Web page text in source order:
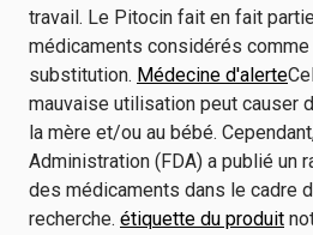
travail. Le Pitocin fait en fait
médicaments considérés
substitution. Médecine d'alerte
mauvaise utilisation peut causer
la mère et/ou au bébé.
Administration (FDA) a publié un
des médicaments dans le cadre
recherche. étiquette du produit